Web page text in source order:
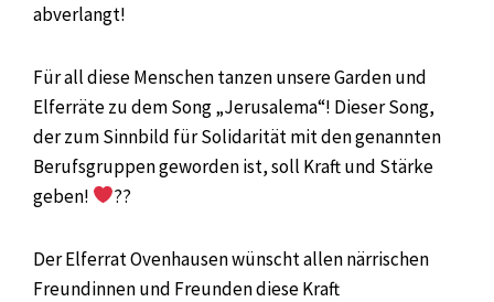
abverlangt!
Für all diese Menschen tanzen unsere Garden und
Elferräte zu dem Song „Jerusalema“! Dieser Song,
der zum Sinnbild für Solidarität mit den genannten
Berufsgruppen geworden ist, soll Kraft und Stärke
geben!
??
Der Elferrat Ovenhausen wünscht allen närrischen
Freundinnen und Freunden diese Kraft